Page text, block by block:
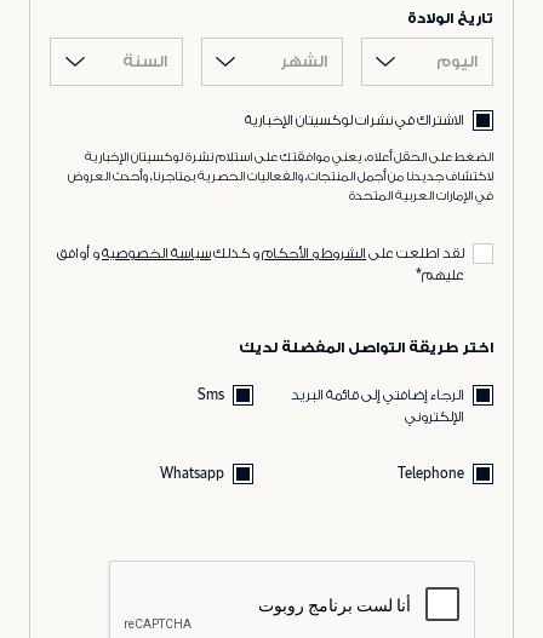
تاريخ الولادة
اليوم الشهر السنة
الاشتراك في نشرات لوكسيتان الإخبارية
الضغط على الحقل أعلاه، يعني موافقتك على استلام نشرة لوكسيتان الإخبارية
لاكتشاف جديدنا من أجمل المنتجات، والفعاليات الحصرية بمتاجرنا، وأحدث العروض
في الإمارات العربية المتحدة
لقد اطلعت على الشروط و الأحكامو كذلكسياسة الخصوصيةو أوافق
عليهم*
اختر طريقة التواصل المفضلة لديك
الرجاء إضافتي إلى قائمة البريد
الإلكتروني
Sms
Telephone
Whatsapp